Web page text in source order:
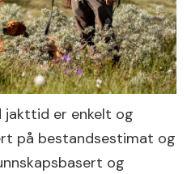
jakttid er enkelt og
på bestandsestimat og
og